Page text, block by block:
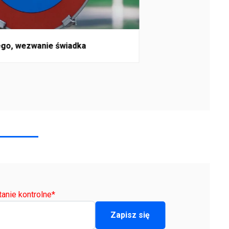
wezwanie świadka
kontrolne*
Zapisz się